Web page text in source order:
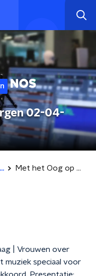
02-04-
Met het Oog op Morgen 02-04-2021
| Vrouwen over
muziek speciaal voor